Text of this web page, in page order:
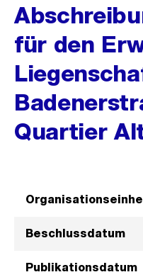
für den
Quartier
Beschlussdatum
Publikationsdatum